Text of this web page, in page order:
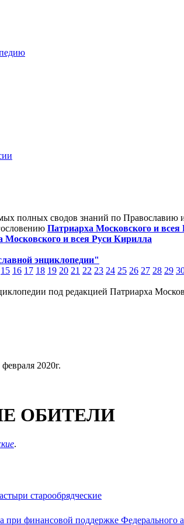
полных сводов знаний по Православию
Патриарха Московского и
Московского и всея Руси Кирилла
энциклопедии"
15 16 17 18 19 20 21 22 23 24 25 26 27 28 29
под редакцией Патриарха
февраля 2020г.
ОБИТЕЛИ
.
старообрядческие
при финансовой поддержке